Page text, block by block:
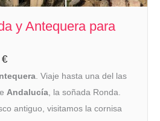
y Antequera para
€
. Viaje hasta una del las
Andalucía , la soñada Ronda.
antiguo, visitamos la cornisa